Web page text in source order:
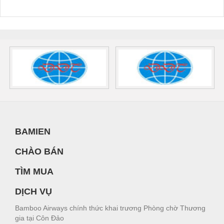
BAMIEN
CHÀO BÁN
TÌM MUA
DỊCH VỤ
Bamboo Airways chính thức khai trương Phòng chờ Thương
gia tại Côn Đảo